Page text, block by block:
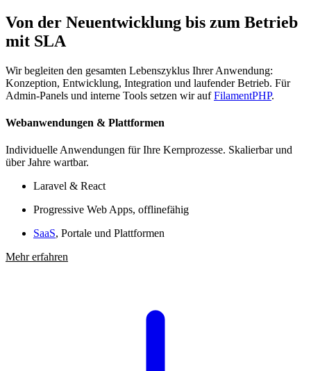
Von der Neuentwicklung bis zum Betrieb
mit SLA
Wir begleiten den gesamten Lebenszyklus Ihrer Anwendung:
Konzeption, Entwicklung, Integration und laufender Betrieb. Für
Admin-Panels und interne Tools setzen wir aufFilamentPHP.
Webanwendungen & Plattformen
Individuelle Anwendungen für Ihre Kernprozesse. Skalierbar und
über Jahre wartbar.
Laravel & React
Progressive Web Apps, offlinefähig
SaaS, Portale und Plattformen
Mehr erfahren